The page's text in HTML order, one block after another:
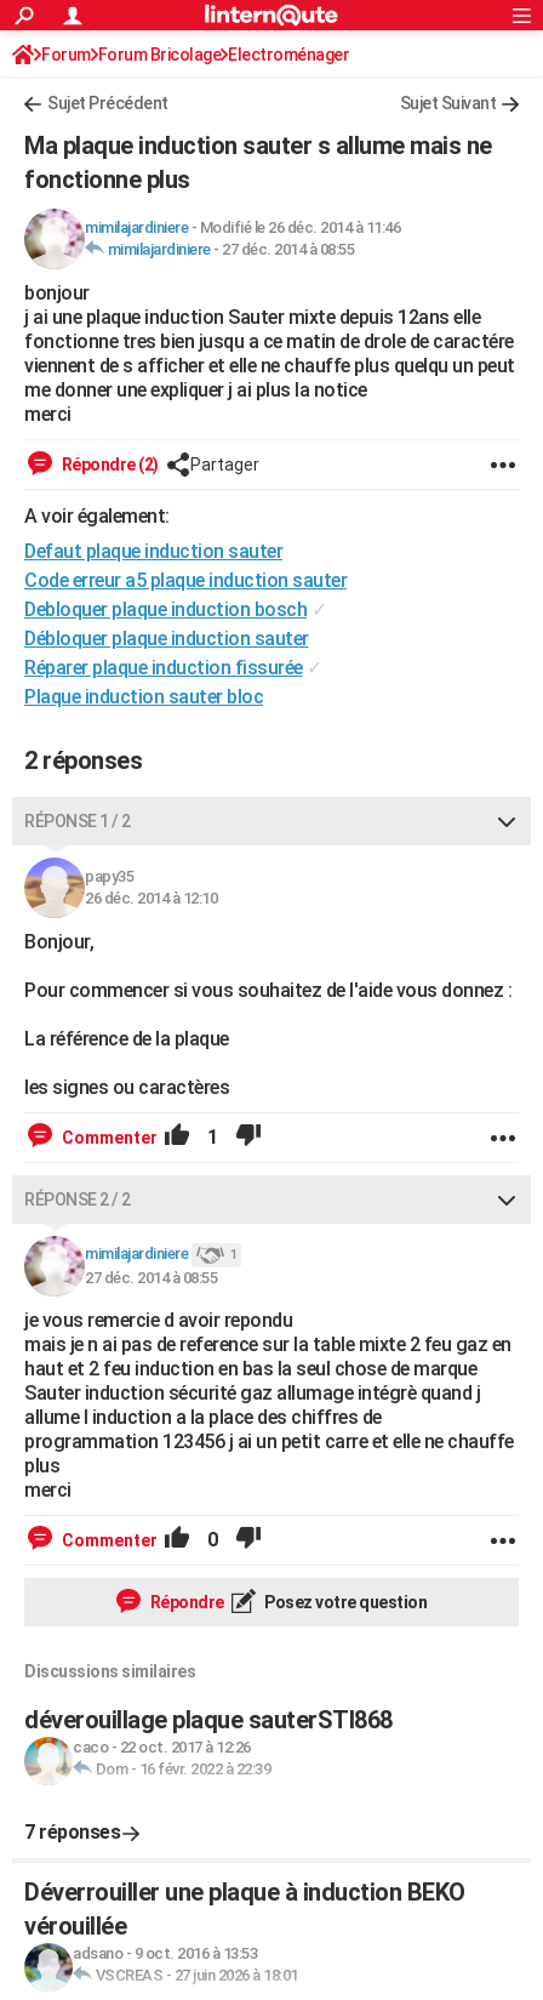
ACTUALITÉS
Politique
Société
Faits Divers
Education
Monde
Villes
+
Programme TV
TNTStreaming
Cinéma
Sorties cinéma
Musique
+FINANCE
Retraite
Impôts
Epargne
Immobilier
Risques naturels par ville
Banque
Assurance
Crédit
AUTO
Essais
Réserver un essai
Citadines
Berlines
SUV
Forum auto
HIGH-TECH
Mobiles
Meilleur smartphone
Internet
Ordinateurs
Jeux vidéo
Guide high-tech
+
BRICOLAGE
Forum
Aménagement intérieur
Extérieur
Cuisine
Salle de bains
Jardinage
Rangement
WEEK-END
Guides de France
Escapades
Patrimoine
Expositions
Musées
Week-end nature
+LIFESTYLE
Art de vivre
Bien-être
Loisirs
Mode
Modes de vie
SANTE
Alimentation
Guide de la santé
Maladies
Médicaments
Sommeil
VOYAGE
Destinations
Voyage nature
Voyage de noces
PHOTO
GUIDES D'ACHAT
BONS PLANS
Carte de Noël
Carte Bonne année
Carte Saint-Valentin
Carte Pâques
Carte d'anniversaire
DICTIONNAIRE
Dictionnaire
Biographies
Citations
Expressions
Proverbes
PROGRAMME TV
COPAINS D'AVANT
S'inscrire
Se connecter
Lycées
Collèges
Primaires
Universités
Entreprises
Service militaire
Avis de recherche
AVIS DE DÉCÈS
S'inscrire
Connexion
Forum Forum Bricolage Electroménager
Sujet Précédent Sujet Suivant
Ma plaque induction sauter s allume mais ne
fonctionne plus
mimilajardiniere- Modifié le 26 déc. 2014 à 11:46
mimilajardiniere- 27 déc. 2014 à 08:55
bonjour
j ai une plaque induction Sauter mixte depuis 12ans elle
fonctionne tres bien jusqu a ce matin de drole de caractére
viennent de s afficher et elle ne chauffe plus quelqu un peut
me donner une expliquer j ai plus la notice
merci
Répondre (2) Partager
A voir également:
Defaut plaque induction sauter
Code erreur a5 plaque induction sauter
Debloquer plaque induction bosch ✓
Débloquer plaque induction sauter
Réparer plaque induction fissurée ✓
Plaque induction sauter bloc
2 réponses
RÉPONSE 1 / 2
papy35
26 déc. 2014 à 12:10
Bonjour,
Pour commencer si vous souhaitez de l'aide vous donnez :
La référence de la plaque
les signes ou caractères
Commenter 1
RÉPONSE 2 / 2
mimilajardiniere 1
27 déc. 2014 à 08:55
je vous remercie d avoir repondu
mais je n ai pas de reference sur la table mixte 2 feu gaz en
haut et 2 feu induction en bas la seul chose de marque
Sauter induction sécurité gaz allumage intégrè quand j
allume l induction a la place des chiffres de
programmation 123456 j ai un petit carre et elle ne chauffe
plus
merci
Commenter 0
Répondre Posez votre question
Discussions similaires
déverouillage plaque sauterSTI868
caco- 22 oct. 2017 à 12:26
Dom- 16 févr. 2022 à 22:39
7 réponses
Déverrouiller une plaque à induction BEKO
vérouillée
adsano- 9 oct. 2016 à 13:53
VSCREAS - 27 juin 2026 à 18:01